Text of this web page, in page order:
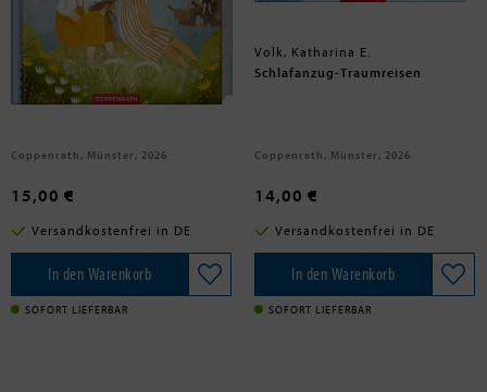
Svensson, Greta
Ein Sommer auf Kullerö
Coppenrath, Münster, 2026
15,00 €
Versandkostenfrei in DE
In den Warenkorb
SOFORT LIEFERBAR
Volk, Katharina E.
Schlafanzug-Traumreisen
Coppenrath, Münster, 2026
14,00 €
Versandkostenfrei in DE
In den Warenkorb
SOFORT LIEFERBAR